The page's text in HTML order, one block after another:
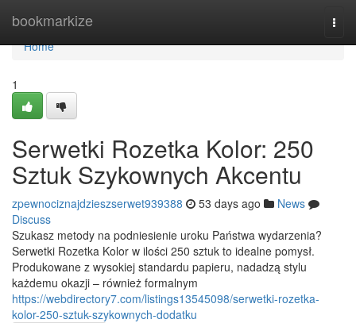
bookmarkize
Home
Home
1
Serwetki Rozetka Kolor: 250
Sztuk Szykownych Akcentu
zpewnociznajdzieszserwet939388 53 days ago
News
Discuss
Szukasz metody na podniesienie uroku Państwa wydarzenia?
Serwetki Rozetka Kolor w ilości 250 sztuk to idealne pomysł.
Produkowane z wysokiej standardu papieru, nadadzą stylu
każdemu okazji – również formalnym
https://webdirectory7.com/listings13545098/serwetki-rozetka-
kolor-250-sztuk-szykownych-dodatku